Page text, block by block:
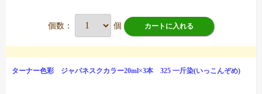
個数： 個 カートに入れる
ターナー色彩 ジャパネスクカラー20ml×3本 325 一斤染(いっこんぞめ)